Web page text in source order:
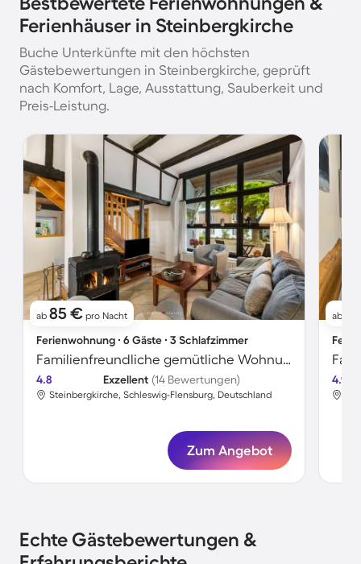
Ferienhäuser in Steinbergkirche
Buche Unterkünfte mit den höchsten
Gästebewertungen in Steinbergkirche, geprüft
nach Komfort, Lage, Ausstattung, Sauberkeit und
Preis-Leistung.
ab 85 € pro Nacht
Ferienwohnung ∙ 6 Gäste ∙ 3 Schlafzimmer
Familienfreundliche gemütliche Wohnung mit Terrasse und Garten | Naturblick | Haustiere sind willkommen
4.8 Exzellent (14 Bewertungen)
Steinbergkirche, Schleswig-Flensburg, Deutschland
Zum Angebot
ab
4.9
Echte Gästebewertungen &